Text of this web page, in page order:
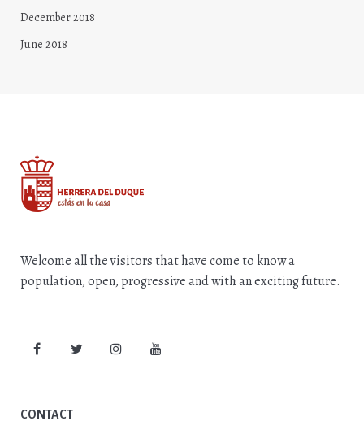
December 2018
June 2018
Welcome all the visitors that have come to know a
population, open, progressive and with an exciting future.
CONTACT